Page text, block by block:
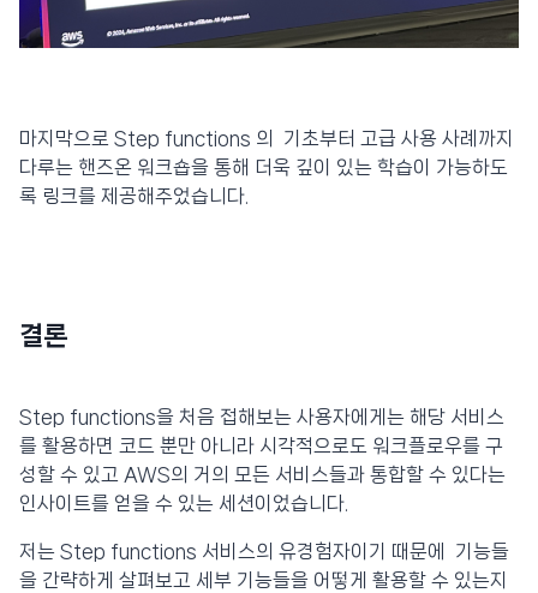
마지막으로 Step functions 의 기초부터 고급 사용 사례까지
다루는 핸즈온 워크숍을 통해 더욱 깊이 있는 학습이 가능하도
록 링크를 제공해주었습니다.
결론
Step functions을 처음 접해보는 사용자에게는 해당 서비스
를 활용하면 코드 뿐만 아니라 시각적으로도 워크플로우를 구
성할 수 있고 AWS의 거의 모든 서비스들과 통합할 수 있다는
인사이트를 얻을 수 있는 세션이었습니다.
저는 Step functions 서비스의 유경험자이기 때문에 기능들
을 간략하게 살펴보고 세부 기능들을 어떻게 활용할 수 있는지